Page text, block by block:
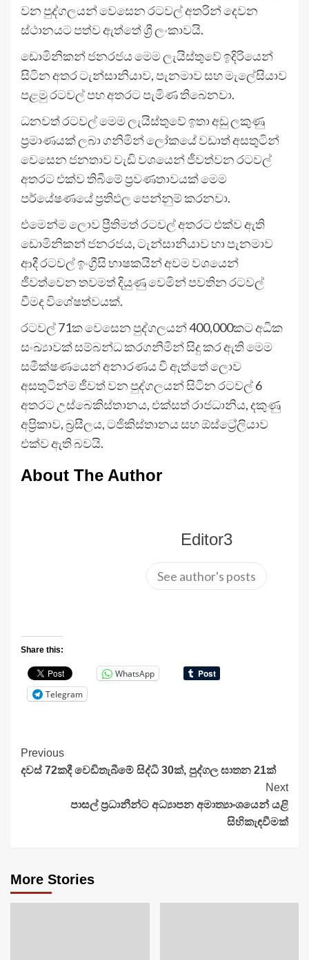
වන පුද්ගලයන් වෙසෙන රටවල් අතරින් දෙවන
ස්ථානයට පත්ව ඇත්තේ ශ්‍රී ලංකාවයි.
ඩොමිනිකන් ජනරජය මෙම ලැයිස්තුවේ ඉදිරියෙන්
සිටින අතර ටැන්සානියාව, පැනමාව සහ මැලේසියාව
පළමු රටවල් පහ අතරට පැමිණ තිබෙනවා.
ධනවත් රටවල් මෙම ලැයිස්තුවේ ඉතා අඩු ලකුණු
ප්‍රමාණයක් ලබා ගනිමින් ලෝකයේ වඩාත් අසතුටින්
වෙසෙන ජනතාව වැඩි වශයෙන් ජීවත්වන රටවල්
අතරට එක්ව තිබීමේ ප්‍රවණතාවයක් මෙම
පර්යේෂණයේ ප්‍රතිඵල පෙන්නුම් කරනවා.
එමෙන්ම ලොව ප්‍රීතිමත් රටවල් අතරට එක්ව ඇති
ඩොමිනිකන් ජනරජය, ටැන්සානියාව හා පැනමාව
ආදී රටවල් ඉංග්‍රීසි භාෂකයින් අවම වශයෙන්
ජීවත්වෙන තවමත් දියුණු වෙමින් පවතින රටවල්
වීමද විශේෂත්වයක්.
රටවල් 71ක වෙසෙන පුද්ගලයන් 400,000කට අධික
සංඛ්‍යාවක් සම්බන්ධ කරගනිමින් සිදු කර ඇති මෙම
සමීක්ෂණයෙන් අනාරණය වී ඇත්තේ ලොව
අසතුටින්ම ජීවත් වන පුද්ගලයන් සිටින රටවල් 6
අතරට උස්බෙකිස්තානය, එක්සත් රාජධානිය, දකුණු
අප්‍රිකාව, බ්‍රසීලය, ටජිකිස්තානය සහ ඕස්ට්‍රේලියාව
එක්ව ඇති බවයි.
About The Author
Editor3
See author's posts
Share this:
WhatsApp
Telegram
Continue
Reading
Previous
දවස් 72කදී වෙඩිතැබීමේ සිද්ධි 30ක්, පුද්ගල ඝාතන 21ක්
Next
පාසල් ප්‍රධානීන්ට අධ්‍යාපන අමාත්‍යාංශයෙන් යළි
සිහිකැඳවීමක්
More Stories